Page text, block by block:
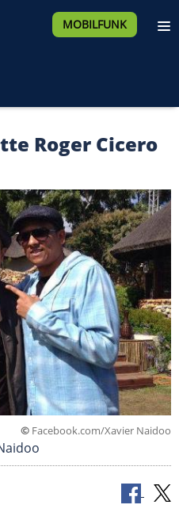
MOBILFUNK
Roger Cicero
© Facebook.com/Xavier Naidoo